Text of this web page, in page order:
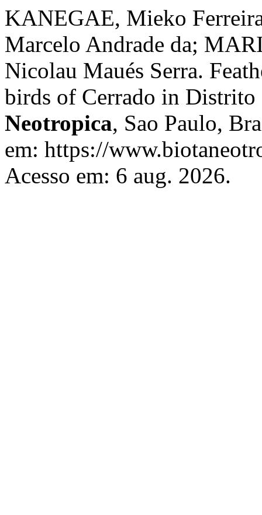
KANEGAE, Mieko
Marcelo Andrade da;
Nicolau Maués Serra.
birds of Cerrado in
Neotropica, Sao Paulo,
em: https://
Acesso em: 6 aug. 2026.